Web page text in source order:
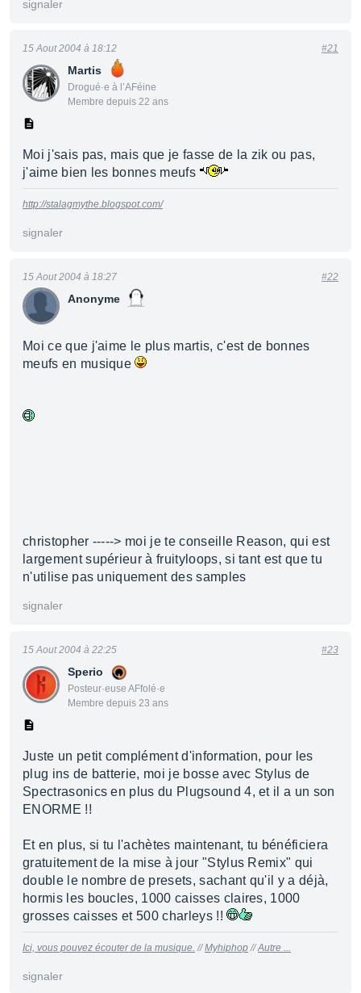
signaler
Martis
Drogué·e à l’AFéine
Membre depuis 22 ans
15 Aout 2004 à 18:12 #21
Moi j'sais pas, mais que je fasse de la zik ou pas,
j'aime bien les bonnes meufs
http://stalagmythe.blogspot.com/
signaler
Anonyme
15 Aout 2004 à 18:27 #22
Moi ce que j'aime le plus martis, c'est de bonnes
meufs en musique
christopher -----> moi je te conseille Reason, qui est
largement supérieur à fruityloops, si tant est que tu
n'utilise pas uniquement des samples
signaler
Sperio
Posteur·euse AFfolé·e
Membre depuis 23 ans
15 Aout 2004 à 22:25 #23
Juste un petit complément d'information, pour les
plug ins de batterie, moi je bosse avec Stylus de
Spectrasonics en plus du Plugsound 4, et il a un son
ENORME !!
Et en plus, si tu l'achètes maintenant, tu bénéficiera
gratuitement de la mise à jour "Stylus Remix" qui
double le nombre de presets, sachant qu'il y a déjà,
hormis les boucles, 1000 caisses claires, 1000
grosses caisses et 500 charleys !!
Ici, vous pouvez écouter de la musique. //Myhiphop//Autre ...
signaler